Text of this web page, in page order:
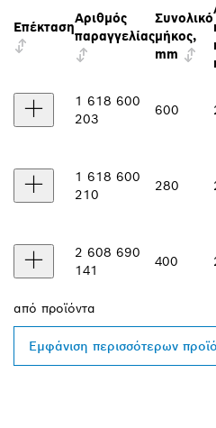
Επέκταση
Αριθμός
παραγγελίας
Συνολικό
μήκος,
mm
1 618 600
203
600
1 618 600
210
280
2 608 690
141
400
από προϊόντα
Εμφάνιση περισσότερων